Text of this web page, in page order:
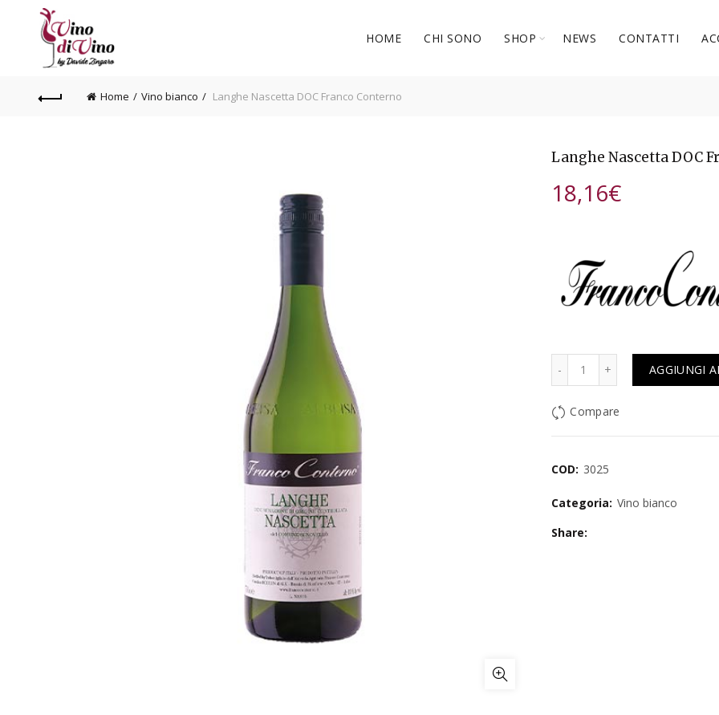
HOME CHI SONO SHOP NEWS CONTATTI
Home Vino bianco Langhe Nascetta DOC Franco Conterno
Langhe Nascetta DOC
18,16€
AGGIUNGI
Compare
COD: 3025
Categoria: Vino bianco
Share